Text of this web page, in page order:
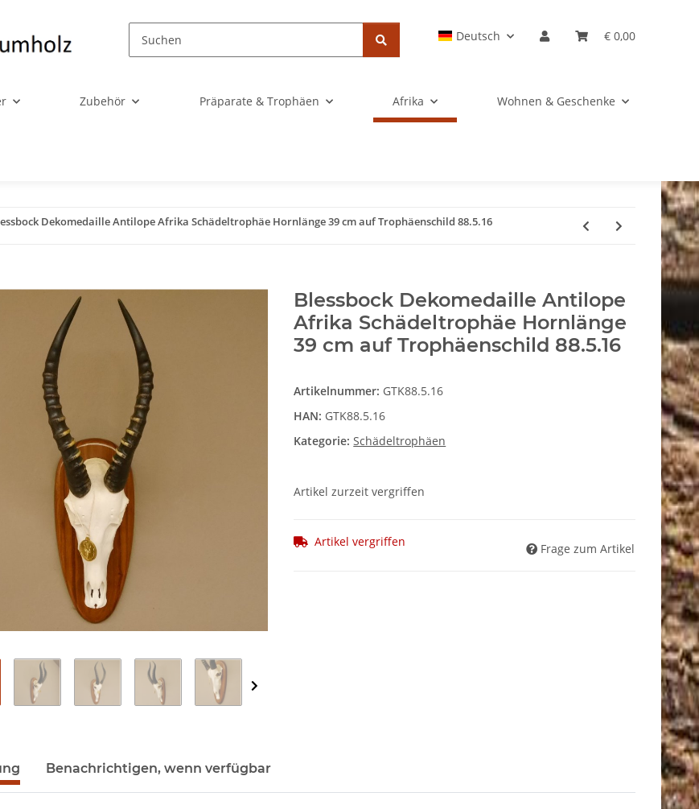
Deutsch € 0,00
Zubehör Präparate & Trophäen Afrika Wohnen & Geschenke
Dekomedaille Antilope Afrika Schädeltrophäe Hornlänge 39 cm auf Trophäenschild 88.5.16
Blessbock Dekomedaille Antilope
Afrika Schädeltrophäe Hornlänge
39 cm auf Trophäenschild 88.5.16
Artikelnummer: GTK88.5.16
HAN: GTK88.5.16
Kategorie:Schädeltrophäen
Artikel zurzeit vergriffen
Artikel vergriffen Frage zum Artikel
Benachrichtigen, wenn verfügbar